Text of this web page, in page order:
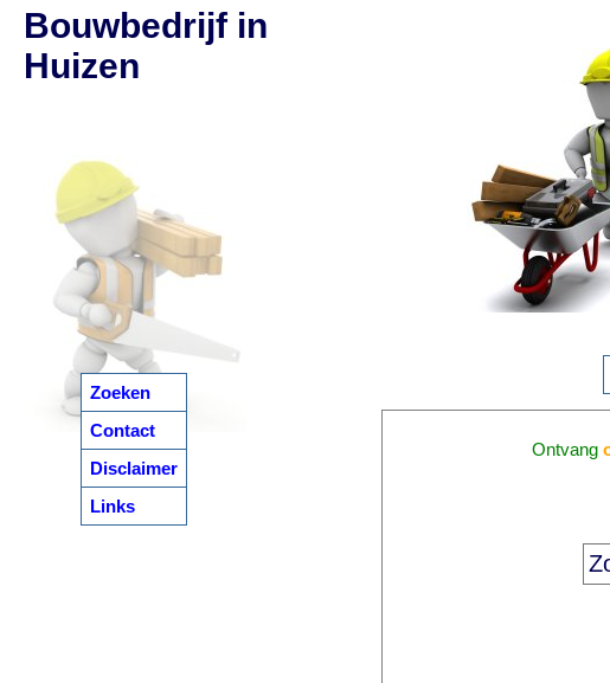
Zoeken
Contact
Disclaimer
Links
Bouwbedrijf in
Huizen
Ontvang